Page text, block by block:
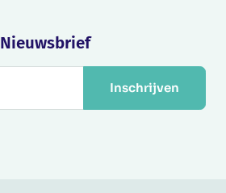
Nieuwsbrief
Inschrijven